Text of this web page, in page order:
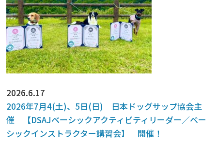
2026.6.17
2026年7月4(土)、5日(日) 日本ドッグサップ協会主
催 【DSAJベーシックアクティビティリーダー／ベー
シックインストラクター講習会】 開催！